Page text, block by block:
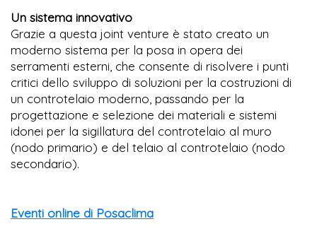
Un sistema innovativo
Grazie a questa joint venture è stato creato un
moderno sistema per la posa in opera dei
serramenti esterni, che consente di risolvere i punti
critici dello sviluppo di soluzioni per la costruzioni di
un controtelaio moderno, passando per la
progettazione e selezione dei materiali e sistemi
idonei per la sigillatura del controtelaio al muro
(nodo primario) e del telaio al controtelaio (nodo
secondario).
Eventi online di Posaclima